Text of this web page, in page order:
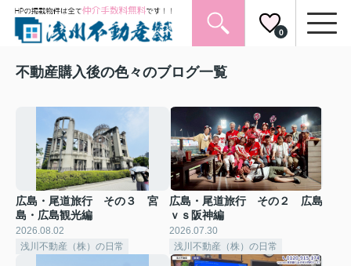
0
不動産購入後の色々のブログ一覧
広島・尾道旅行 その３ 宮
島・広島観光編
2026.08.02
浅川不動産（株）の日常
広島・尾道旅行 その２ 広島
ｖｓ阪神編
2026.07.30
浅川不動産（株）の日常